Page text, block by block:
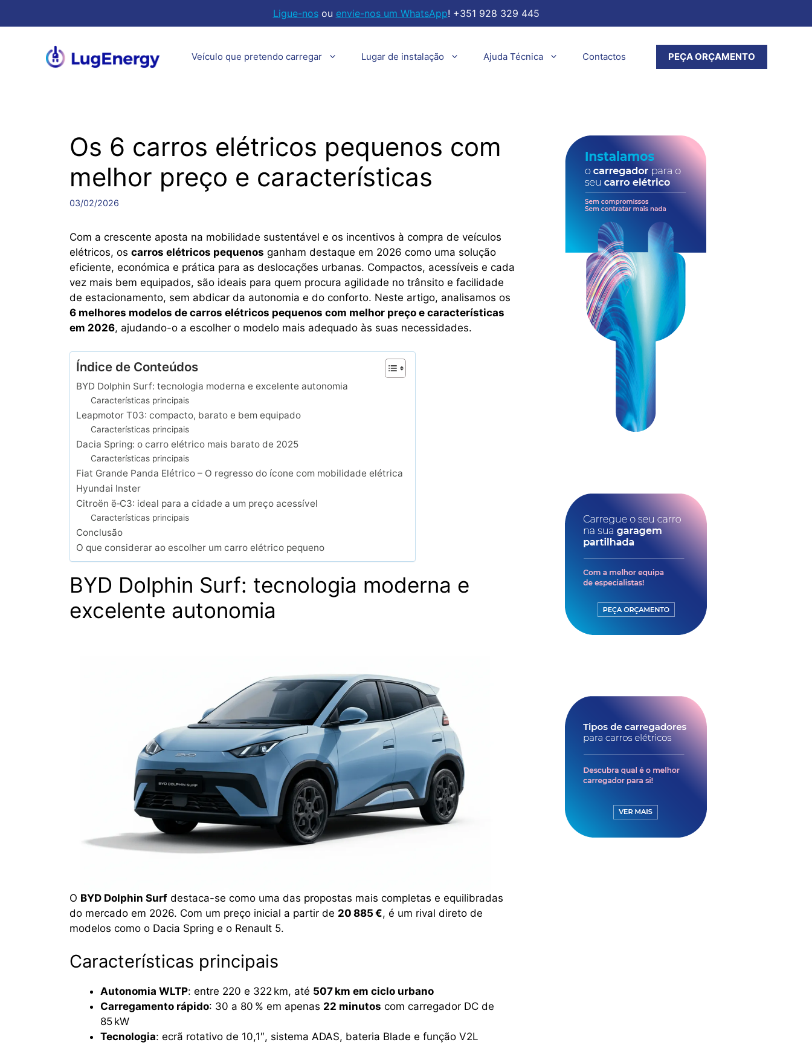
Ligue-nosou envie-nos um WhatsApp! +351 928 329 445
Veículo que pretendo carregar Lugar de instalação Ajuda Técnica Contactos PEÇA ORÇAMENTO
Os 6 carros elétricos pequenos com
melhor preço e características
03/02/2026
Com a crescente aposta na mobilidade sustentável e os incentivos à compra de veículos
elétricos, os carros elétricos pequenos ganham destaque em 2026 como uma solução
eficiente, económica e prática para as deslocações urbanas. Compactos, acessíveis e cada
vez mais bem equipados, são ideais para quem procura agilidade no trânsito e facilidade
de estacionamento, sem abdicar da autonomia e do conforto. Neste artigo, analisamos os
6 melhores modelos de carros elétricos pequenos com melhor preço e características
em 2026, ajudando-o a escolher o modelo mais adequado às suas necessidades.
Índice de Conteúdos
BYD Dolphin Surf: tecnologia moderna e excelente autonomia
Características principais
Leapmotor T03: compacto, barato e bem equipado
Características principais
Dacia Spring: o carro elétrico mais barato de 2025
Características principais
Fiat Grande Panda Elétrico – O regresso do ícone com mobilidade elétrica
Hyundai Inster
Citroën ë‑C3: ideal para a cidade a um preço acessível
Características principais
Conclusão
O que considerar ao escolher um carro elétrico pequeno
BYD Dolphin Surf: tecnologia moderna e
excelente autonomia
O BYD Dolphin Surfdestaca-se como uma das propostas mais completas e equilibradas
do mercado em 2026. Com um preço inicial a partir de 20 885 €, é um rival direto de
modelos como o Dacia Spring e o Renault 5.
Características principais
Autonomia WLTP: entre 220 e 322 km, até 507 km em ciclo urbano
Carregamento rápido: 30 a 80 % em apenas 22 minutos com carregador DC de
85 kW
Tecnologia: ecrã rotativo de 10,1″, sistema ADAS, bateria Blade e função V2L